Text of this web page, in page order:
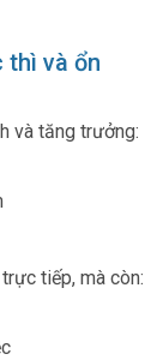
thì và ổn
và tăng trưởng:
tiếp, mà còn: